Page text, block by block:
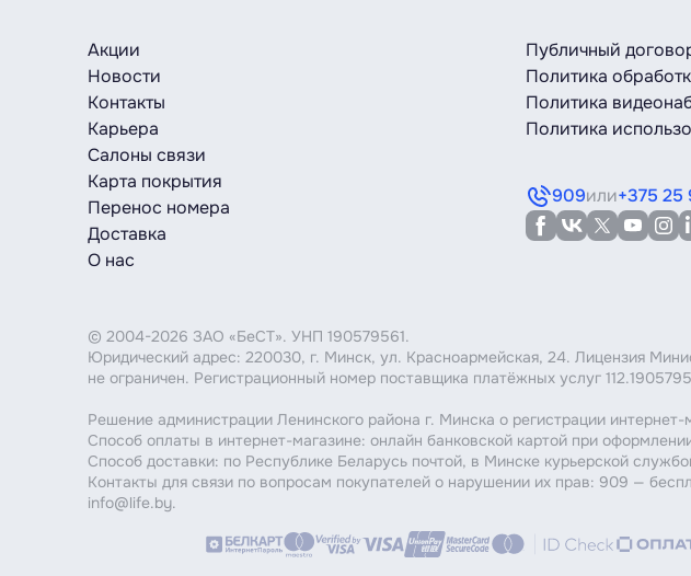
Акции
Новости
Контакты
Карьера
Салоны связи
Карта покрытия
Перенос номера
Доставка
О нас
Публичный
Политика
Политика
Политика
909или+375
© 2004-2026 ЗАО «БеСТ». УНП 190579561.
Юридический адрес: 220030, г. Минск, ул. Красноармейская, 24. Лицензия
не ограничен. Регистрационный номер поставщика платёжных услуг
Решение администрации Ленинского района г. Минска о регистрации
Способ оплаты в интернет-магазине: онлайн банковской картой при
Способ доставки: по Республике Беларусь почтой, в Минске курьерской
Контакты для связи по вопросам покупателей о нарушении их прав: 909 —
info@life.by.